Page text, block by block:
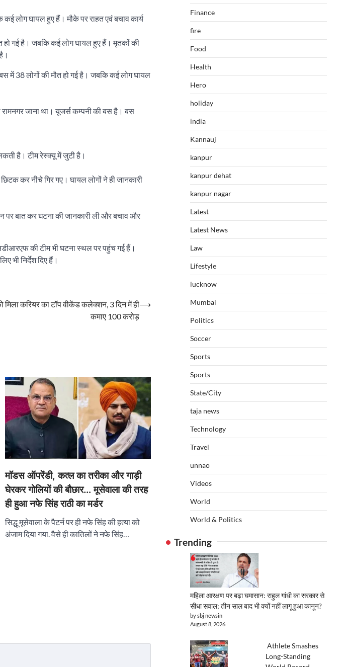
लोग घायल हुए हैं। मौके पर राहत एवं बचाव कार्य
हो गई है। जबकि कई लोग घायल हुए हैं। मृतकों की
में 38 लोगों की मौत हो गई है। जबकि कई लोग घायल
जाना था। यूजर्स कम्पनी की बस है। बस
है। टीम रेस्क्यू में जुटी है।
कर नीचे गिर गए। घायल लोगों ने ही जानकारी
बात कर घटना की जानकारी ली और बचाव और
की टीम भी घटना स्थल पर पहुंच गई हैं।
भी निर्देश दिए हैं।
करियर का टॉप वीकेंड कलेक्शन, 3 दिन में ही
कमाए 100 करोड़
⟶
मॉडस ऑपरेंडी, कत्ल का तरीका और गाड़ी
घेरकर गोलियों की बौछार… मूसेवाला की तरह
ही हुआ नफे सिंह राठी का मर्डर
सिद्धू मूसेवाला के पैटर्न पर ही नफे सिंह की हत्या को
अंजाम दिया गया. वैसे ही कातिलों ने नफे सिंह…
Finance
fire
Food
Health
Hero
holiday
india
Kannauj
kanpur
kanpur dehat
kanpur nagar
Latest
Latest News
Law
Lifestyle
lucknow
Mumbai
Politics
Soccer
Sports
Sports
State/City
taja news
Technology
Travel
unnao
Videos
World
World & Politics
Trending
महिला आरक्षण पर बढ़ा घमासान: राहुल गांधी का सरकार से
सीधा सवाल; तीन साल बाद भी क्यों नहीं लागू हुआ कानून?
by sbj newsin
August 8, 2026
Athlete Smashes
Long-Standing